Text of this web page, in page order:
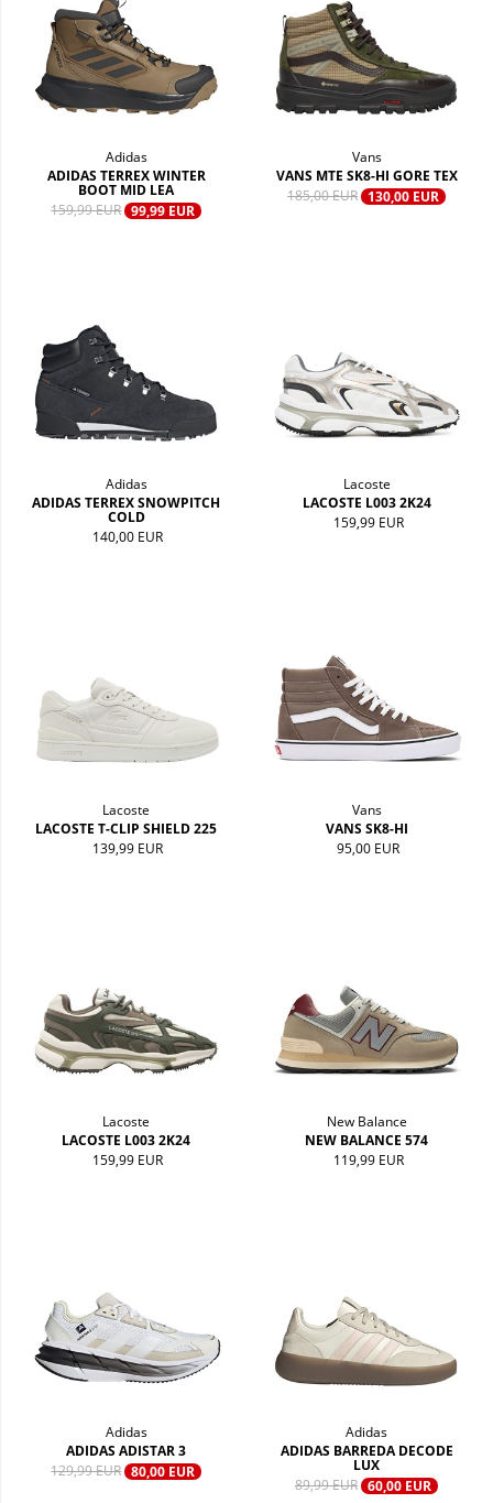
Adidas
ADIDAS TERREX WINTER
BOOT MID LEA
159,99 EUR 99,99 EUR
Vans
VANS MTE SK8-HI GORE TEX
185,00 EUR 130,00 EUR
Adidas
ADIDAS TERREX SNOWPITCH
COLD
140,00 EUR
Lacoste
LACOSTE L003 2K24
159,99 EUR
Lacoste
LACOSTE T-CLIP SHIELD 225
139,99 EUR
Vans
VANS SK8-HI
95,00 EUR
Lacoste
LACOSTE L003 2K24
159,99 EUR
New Balance
NEW BALANCE 574
119,99 EUR
Adidas
ADIDAS ADISTAR 3
129,99 EUR 80,00 EUR
Adidas
ADIDAS BARREDA DECODE
LUX
89,99 EUR 60,00 EUR